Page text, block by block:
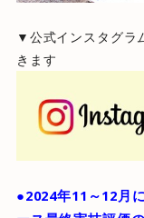
▼公式インスタグラ
きます
●2024年11～12月